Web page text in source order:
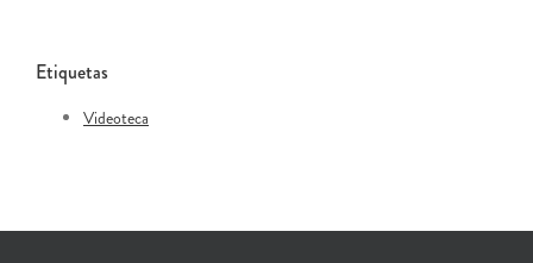
Etiquetas
Videoteca